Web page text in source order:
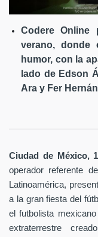
Codere Online
verano, donde
humor, con la
lado de Edson
Ara y Fer
Ciudad de México,
operador referente
Latinoamérica,
a la gran fiesta del
el futbolista mexicano
extraterrestre